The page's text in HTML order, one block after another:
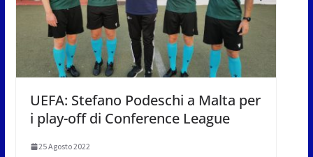
UEFA: Stefano Podeschi a Malta per
i play-off di Conference League
25 Agosto 2022